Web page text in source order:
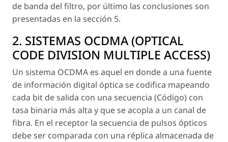
de banda del filtro, por último las conclusiones son
presentadas en la sección 5.
2. SISTEMAS OCDMA (OPTICAL
CODE DIVISION MULTIPLE ACCESS)
Un sistema OCDMA es aquel en donde a una fuente
de información digital óptica se codifica mapeando
cada bit de salida con una secuencia (Código) con
tasa binaria más alta y que se acopla a un canal de
fibra. En el receptor la secuencia de pulsos ópticos
debe ser comparada con una réplica almacenada de